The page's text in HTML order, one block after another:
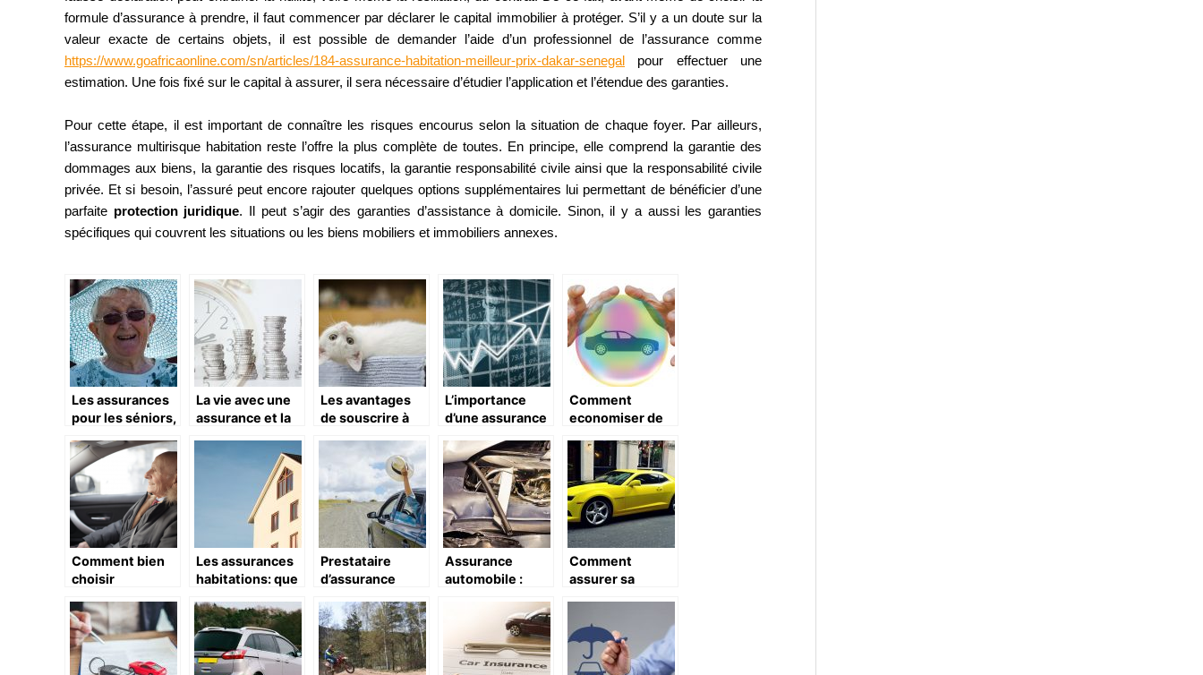
formule d’assurance à prendre, il faut commencer par déclarer le capital immobilier à protéger. S’il y a un doute sur la
valeur exacte de certains objets, il est possible de demander l’aide d’un professionnel de l’assurance comme
https://www.goafricaonline.com/sn/articles/184-assurance-habitation-meilleur-prix-dakar-senegal pour effectuer une
estimation. Une fois fixé sur le capital à assurer, il sera nécessaire d’étudier l’application et l’étendue des garanties.
Pour cette étape, il est important de connaître les risques encourus selon la situation de chaque foyer. Par ailleurs,
l’assurance multirisque habitation reste l’offre la plus complète de toutes. En principe, elle comprend la garantie des
dommages aux biens, la garantie des risques locatifs, la garantie responsabilité civile ainsi que la responsabilité civile
privée. Et si besoin, l’assuré peut encore rajouter quelques options supplémentaires lui permettant de bénéficier d’une
parfaite protection juridique. Il peut s’agir des garanties d’assistance à domicile. Sinon, il y a aussi les garanties
spécifiques qui couvrent les situations ou les biens mobiliers et immobiliers annexes.
Les assurances
pour les séniors,
?
La vie avec une
assurance et la
retraite
Les avantages
de souscrire à
pour chat
L’importance
d’une assurance
professionnelle
Comment
economiser de
l’assurance
automobile ?
Comment bien
choisir
voiture ?
Les assurances
habitations: que
savoir?
Prestataire
d’assurance
et mission
Assurance
automobile :
souscrire sur
une plateforme
en ligne ?
Comment
assurer sa
permis ?